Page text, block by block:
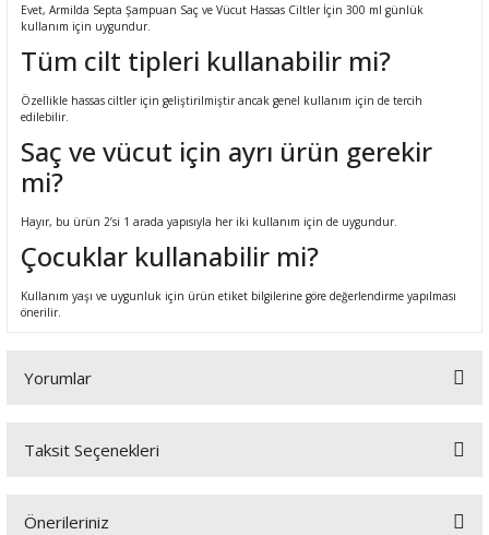
Evet, Armilda Septa Şampuan Saç ve Vücut Hassas Ciltler İçin 300 ml günlük
kullanım için uygundur.
Tüm cilt tipleri kullanabilir mi?
Özellikle hassas ciltler için geliştirilmiştir ancak genel kullanım için de tercih
edilebilir.
Saç ve vücut için ayrı ürün gerekir
mi?
Hayır, bu ürün 2’si 1 arada yapısıyla her iki kullanım için de uygundur.
Çocuklar kullanabilir mi?
Kullanım yaşı ve uygunluk için ürün etiket bilgilerine göre değerlendirme yapılması
önerilir.
Yorumlar
Taksit Seçenekleri
Önerileriniz